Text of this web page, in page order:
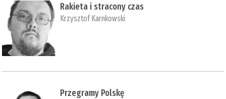
Rakieta i stracony czas
Krzysztof Karnkowski
Przegramy Polskę